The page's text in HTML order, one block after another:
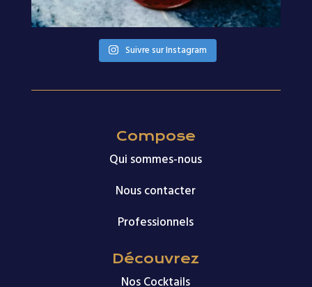
Suivre sur Instagram
Compose
Qui sommes-nous
Nous contacter
Professionnels
Découvrez
Nos Cocktails